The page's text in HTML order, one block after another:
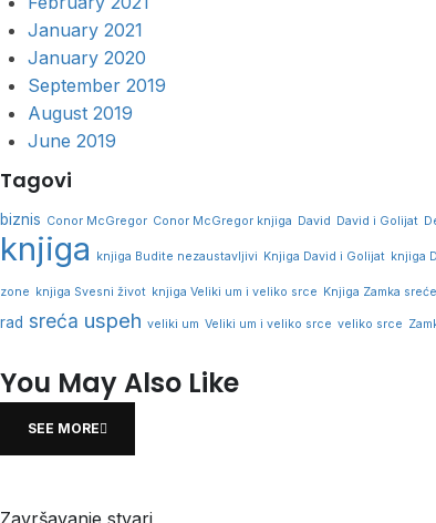
January 2021
January 2020
September 2019
August 2019
June 2019
Tagovi
biznis Conor McGregor Conor McGregor knjiga David David i Golijat
knjiga knjiga Budite nezaustavljivi Knjiga David i Golijat knjiga
zone knjiga Svesni život knjiga Veliki um i veliko srce Knjiga Zamka sreće
rad sreća uspeh veliki um Veliki um i veliko srce veliko srce
You May Also Like
SEE MORE